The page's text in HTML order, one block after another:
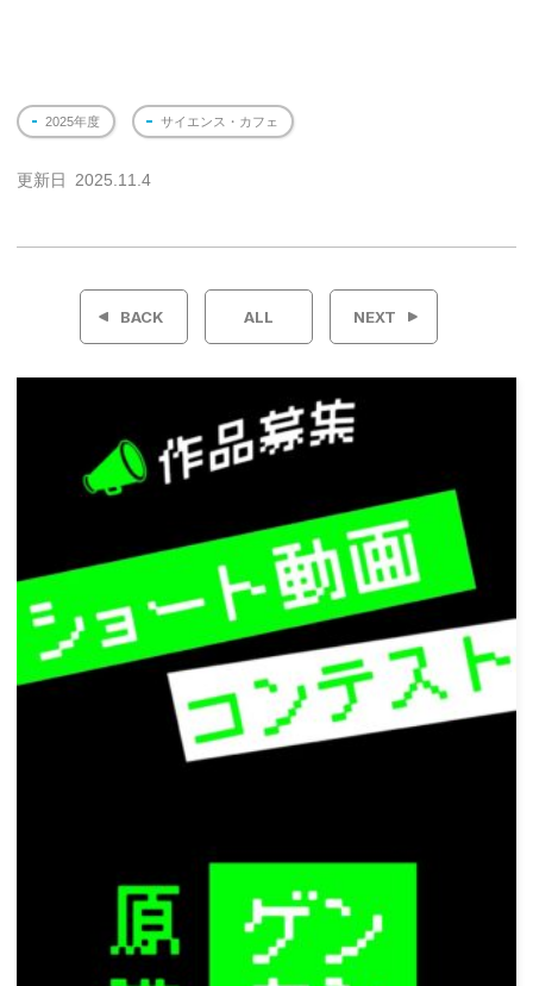
2025年度 サイエンス・カフェ
更新日 2025.11.4
投
ョ
ン
BACK ALL NEXT